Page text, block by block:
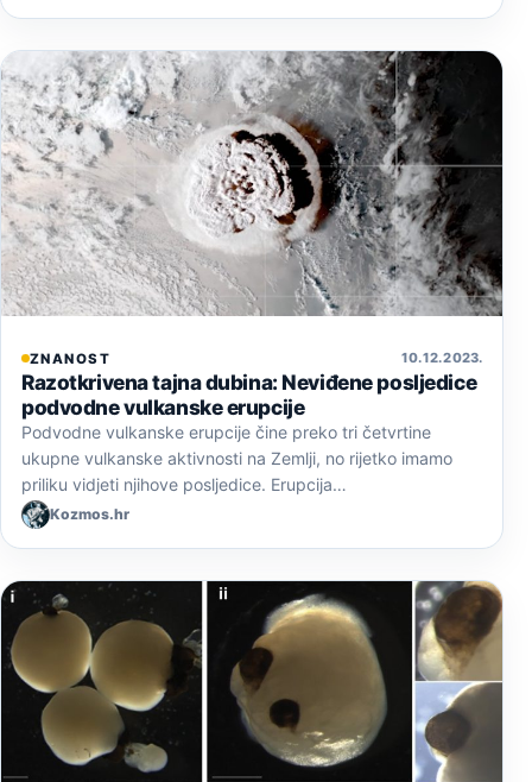
ZNANOST 10. 12. 2023.
Razotkrivena tajna dubina: Neviđene posljedice
podvodne vulkanske erupcije
Podvodne vulkanske erupcije čine preko tri četvrtine
ukupne vulkanske aktivnosti na Zemlji, no rijetko imamo
priliku vidjeti njihove posljedice. Erupcija…
Kozmos.hr